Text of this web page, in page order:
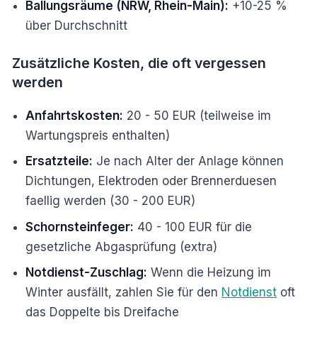
Ballungsräume (NRW, Rhein-Main): +10-25 %
über Durchschnitt
Zusätzliche Kosten, die oft vergessen
werden
Anfahrtskosten: 20 - 50 EUR (teilweise im
Wartungspreis enthalten)
Ersatzteile: Je nach Alter der Anlage können
Dichtungen, Elektroden oder Brennerduesen
faellig werden (30 - 200 EUR)
Schornsteinfeger: 40 - 100 EUR für die
gesetzliche Abgasprüfung (extra)
Notdienst-Zuschlag: Wenn die Heizung im
Winter ausfällt, zahlen Sie für den Notdienst oft
das Doppelte bis Dreifache